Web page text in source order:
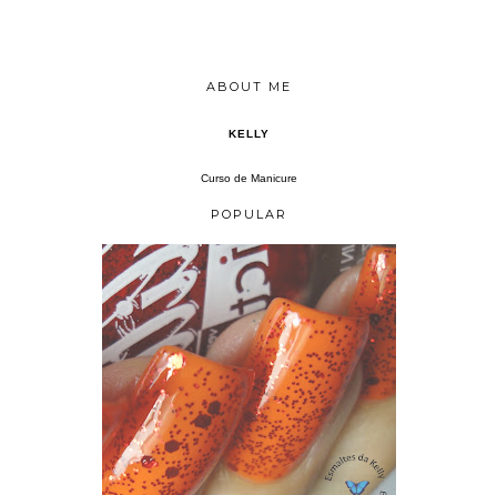
ABOUT ME
KELLY
Curso de Manicure
POPULAR
CHRIS "COM QUEM VOU SAIR" LORENA + ANIMATE L.A.GIRL GLITTER ADDICT ANIMATE